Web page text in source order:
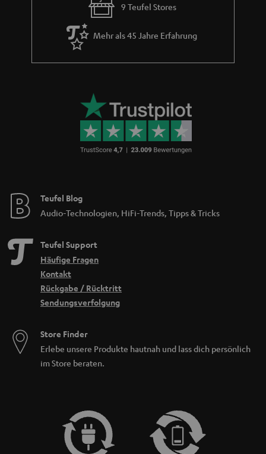
9 Teufel Stores
Mehr als 45 Jahre Erfahrung
Teufel Blog
Audio-Technologien, HiFi-Trends, Tipps & Tricks
Teufel Support
Häufige Fragen
Kontakt
Rückgabe / Rücktritt
Sendungsverfolgung
Store Finder
Erlebe unsere Produkte hautnah und lass dich persönlich
im Store beraten.